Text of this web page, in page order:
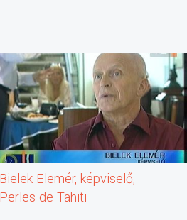
Bielek Elemér, képviselő,
Perles de Tahiti